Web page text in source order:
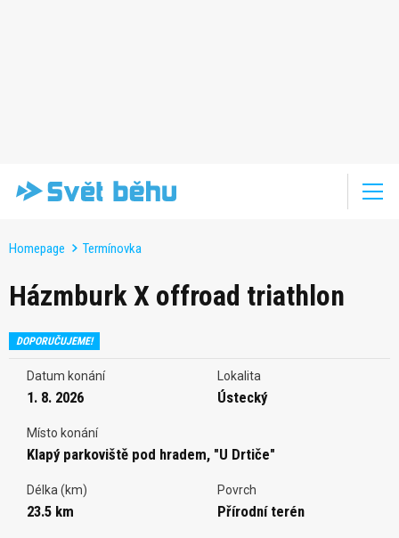
Homepage Termínovka
Házmburk X offroad triathlon
DOPORUČUJEME!
Datum konání
1. 8. 2026
Lokalita
Ústecký
Místo konání
Klapý parkoviště pod hradem, "U Drtiče"
Délka (km)
23.5 km
Povrch
Přírodní terén